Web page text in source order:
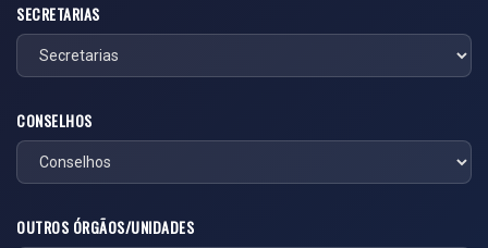
SECRETARIAS
CONSELHOS
OUTROS ÓRGÃOS/UNIDADES